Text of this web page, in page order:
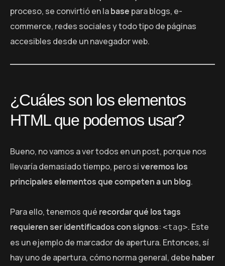
proceso, se convirtió en labase para blogs, e-
commerce, redes sociales y todo tipo de páginas
accesibles desde un navegador web.
¿Cuáles son los elementos
HTML que podemos usar?
Bueno, no vamos a ver todos en un post, porque nos
llevaría demasiado tiempo, pero siveremos los
principales elementos que competen a un blog.
Para ello, tenemos qué recordar qué los tags
requieren ser identificados con signos: <tag>. Este
es un ejemplo de marcador de apertura. Entonces, sí
hay uno de apertura, cómo norma general, debe haber